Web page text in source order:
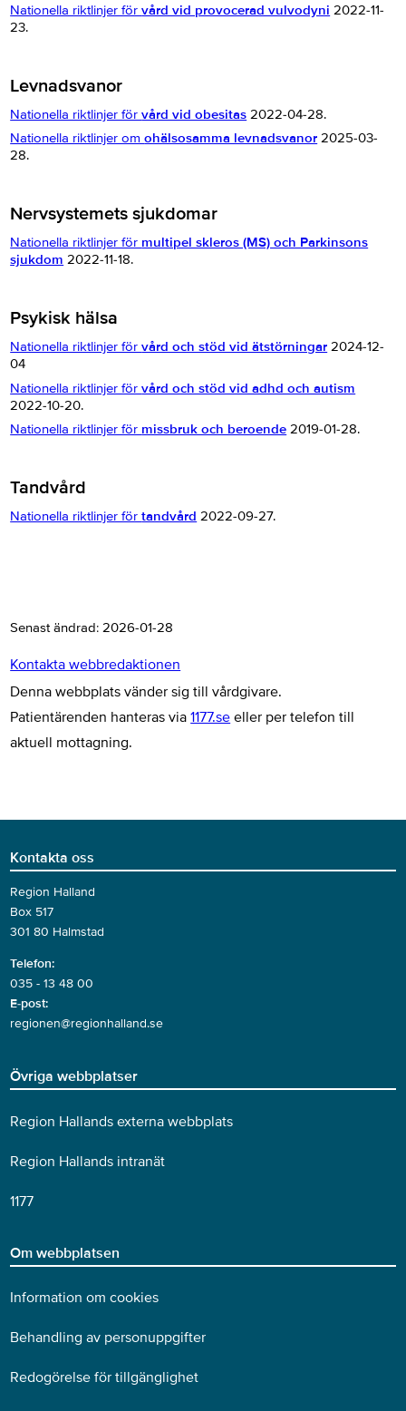
Nationella riktlinjer förvård vid provocerad vulvodyni 2022-11-
23.
Levnadsvanor
Nationella riktlinjer förvård vid obesitas 2022-04-28.
Nationella riktlinjer omohälsosamma levnadsvanor 2025-03-
28.
Nervsystemets sjukdomar
Nationella riktlinjer för multipel skleros (MS) och Parkinsons
sjukdom 2022-11-18.
Psykisk hälsa
Nationella riktlinjer förvård och stöd vid ätstörningar 2024-12-
04
Nationella riktlinjer förvård och stöd vid adhd och autism
2022-10-20.
Nationella riktlinjer för missbruk och beroende 2019-01-28.
Tandvård
Nationella riktlinjer förtandvård 2022-09-27.
Senast ändrad:2026-01-28
Kontakta webbredaktionen
Denna webbplats vänder sig till vårdgivare.
Patientärenden hanteras via1177.se eller per telefon till
aktuell mottagning.
Kontakta oss
Region Halland
Box 517
301 80 Halmstad
Telefon:
035 - 13 48 00
E-post:
regionen@regionhalland.se
Övriga webbplatser
Region Hallands externa webbplats
Region Hallands intranät
1177
Om webbplatsen
Information om cookies
Behandling av personuppgifter
Redogörelse för tillgänglighet